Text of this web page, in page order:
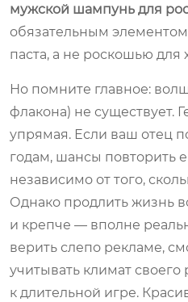
мужской шампунь для
обязательным элементом
паста, а не роскошью для
Но помните главное:
флакона) не существует.
упрямая. Если ваш отец
годам, шансы повторить
независимо от того,
Однако продлить жизнь
и крепче — вполне
верить слепо рекламе,
учитывать климат
к длительной игре.